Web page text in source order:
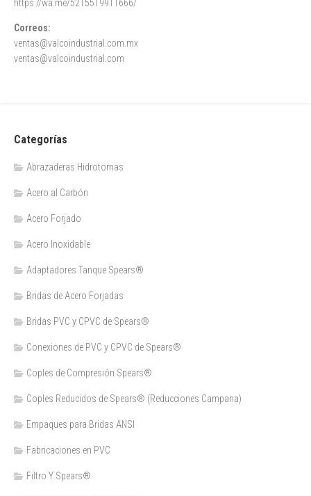
https://wa.me/5215519911666/
Correos:
ventas@valcoindustrial.com.mx
ventas@valcoindustrial.com
Categorías
Abrazaderas Hidrotomas
Acero al Carbón
Acero Forjado
Acero Inoxidable
Adaptadores Tanque Spears®
Bridas de Acero Forjadas
Bridas PVC y CPVC de Spears®
Conexiones de PVC y CPVC de Spears®
Coples de Compresión Spears®
Coples Reducidos de Spears® (Reducciones Campana)
Empaques para Bridas ANSI
Fabricaciones en PVC
Filtro Y Spears®